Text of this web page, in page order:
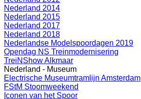
Nederland 2014
Nederland 2015
Nederland 2017
Nederland 2018
Nederlandse Modelspoordagen 2019
Opendag NS Treinmodernisering
TreiNShow Alkmaar
Nederland - Museum
Electrische Museumtramlijn Amsterdam
FStM Stoomweekend
Iconen van het Spoor